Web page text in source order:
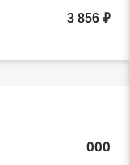
3 856 ₽
ООО